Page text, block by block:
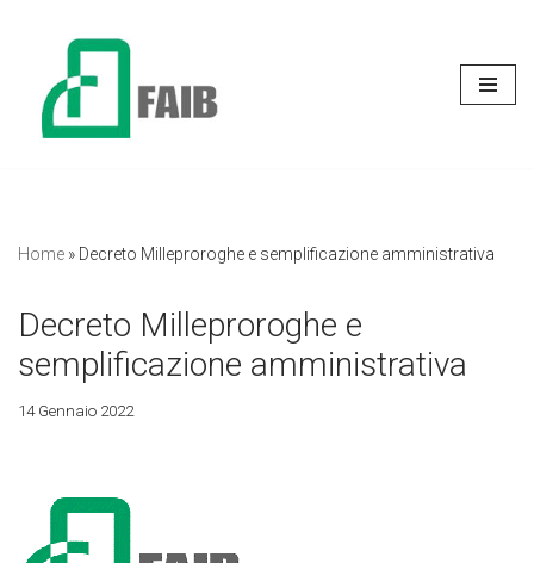
contenuto
Home » Decreto Milleproroghe e semplificazione amministrativa
Decreto Milleproroghe e
semplificazione amministrativa
14 Gennaio 2022